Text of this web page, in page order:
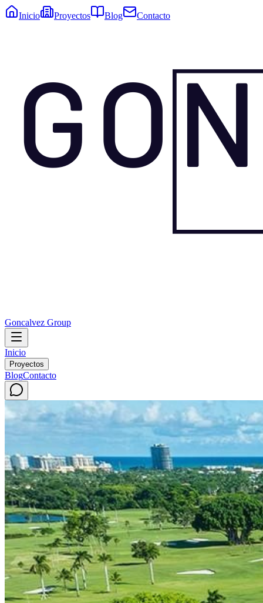
Inicio Proyectos Blog Contacto
Goncalvez Group
Inicio
Proyectos
BlogContacto